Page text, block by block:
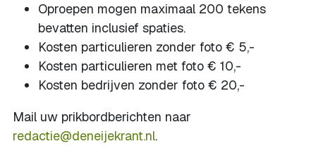
Oproepen mogen maximaal 200 tekens
bevatten inclusief spaties.
Kosten particulieren zonder foto € 5,-
Kosten particulieren met foto € 10,-
Kosten bedrijven zonder foto € 20,-
Mail uw prikbordberichten naar
redactie@deneijekrant.nl.